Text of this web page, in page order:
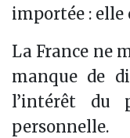
importée :
La France ne
manque de
l’intérêt du
personnelle.